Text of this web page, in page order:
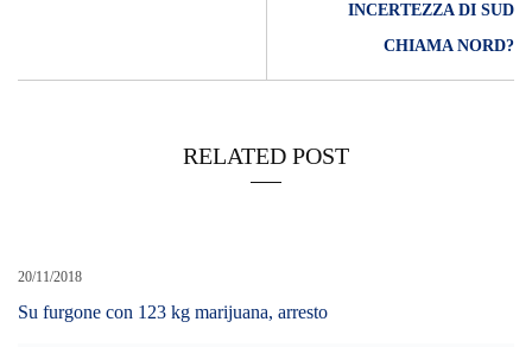
INCERTEZZA DI SUD
CHIAMA NORD?
RELATED POST
20/11/2018
Su furgone con 123 kg marijuana, arresto